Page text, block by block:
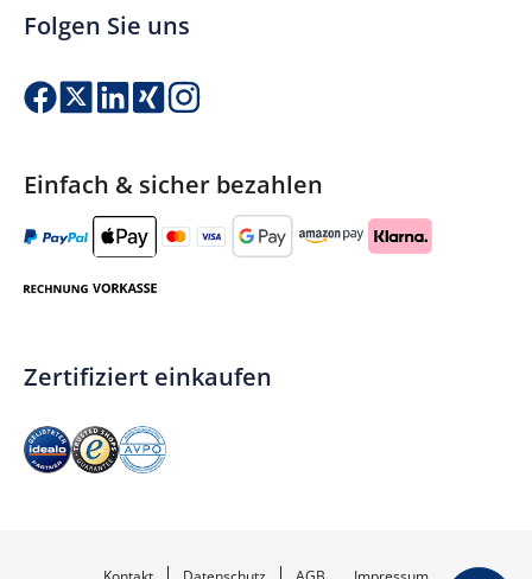
Folgen Sie uns
Einfach & sicher bezahlen
Zertifiziert einkaufen